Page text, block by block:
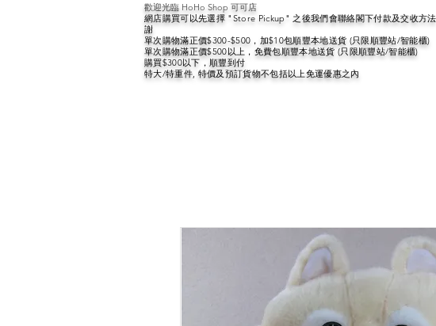
歡迎光臨 HoHo Shop 可可店
網店購買可以先選擇 "Store Pickup" 之後我們會聯絡閣下付款及交收方
謝
單次購物滿正價$300-$500，加$10包順豐本地送貨 (只限順豐站/智能櫃)
單次購物滿正價$500以上，免費包順豐本地送貨 (只限順豐站/智能櫃)
購買$300以下，順豐到付
特大/特重件, 特價及預訂貨物不包括以上免運優惠之內